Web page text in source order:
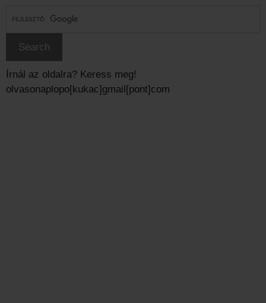
Írnál az oldalra? Keress meg!
olvasonaplopo[kukac]gmail[pont]com